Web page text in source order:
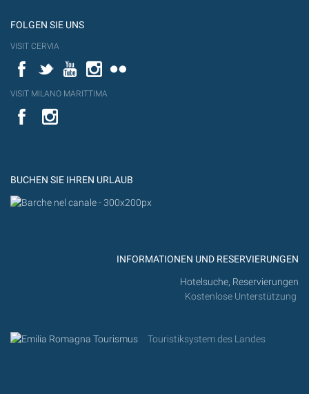
FOLGEN SIE UNS
VISIT CERVIA
FacebookTwitterYouTubeInstagram
VISIT MILANO MARITTIMA
YouTube
BUCHEN SIE IHREN URLAUB
INFORMATIONEN UND RESERVIERUNGEN
Hotelsuche, Reservierungen
Kostenlose Unterstützung
Touristiksystem des Landes